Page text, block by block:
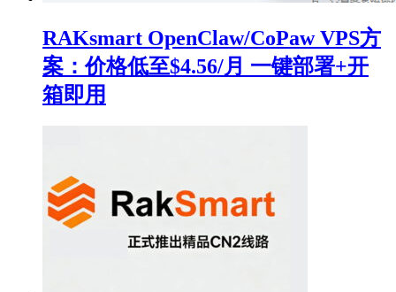
RAKsmart OpenClaw/CoPaw VPS方
案：价格低至$4.56/月 一键部署+开
箱即用